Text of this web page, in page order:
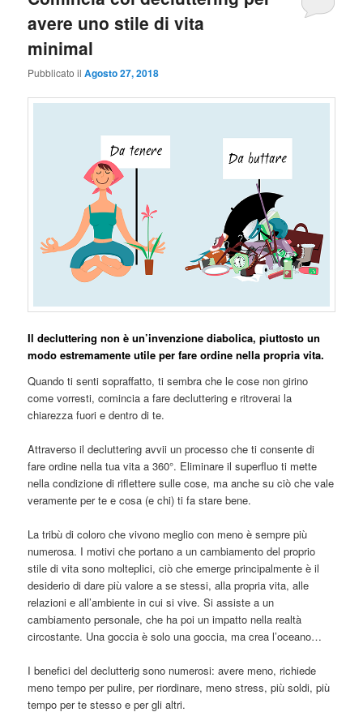
avere uno stile di vita
minimal
Pubblicato ilAgosto 27, 2018
Il decluttering non è un’invenzione diabolica, piuttosto un
modo estremamente utile per fare ordine nella propria vita.
Quando ti senti sopraffatto, ti sembra che le cose non girino
come vorresti, comincia a fare decluttering e ritroverai la
chiarezza fuori e dentro di te.
Attraverso il decluttering avvii un processo che ti consente di
fare ordine nella tua vita a 360°. Eliminare il superfluo ti mette
nella condizione di riflettere sulle cose, ma anche su ciò che vale
veramente per te e cosa (e chi) ti fa stare bene.
La tribù di coloro che vivono meglio con meno è sempre più
numerosa. I motivi che portano a un cambiamento del proprio
stile di vita sono molteplici, ciò che emerge principalmente è il
desiderio di dare più valore a se stessi, alla propria vita, alle
relazioni e all’ambiente in cui si vive. Si assiste a un
cambiamento personale, che ha poi un impatto nella realtà
circostante. Una goccia è solo una goccia, ma crea l’oceano…
I benefici del declutterig sono numerosi: avere meno, richiede
meno tempo per pulire, per riordinare, meno stress, più soldi, più
tempo per te stesso e per gli altri.